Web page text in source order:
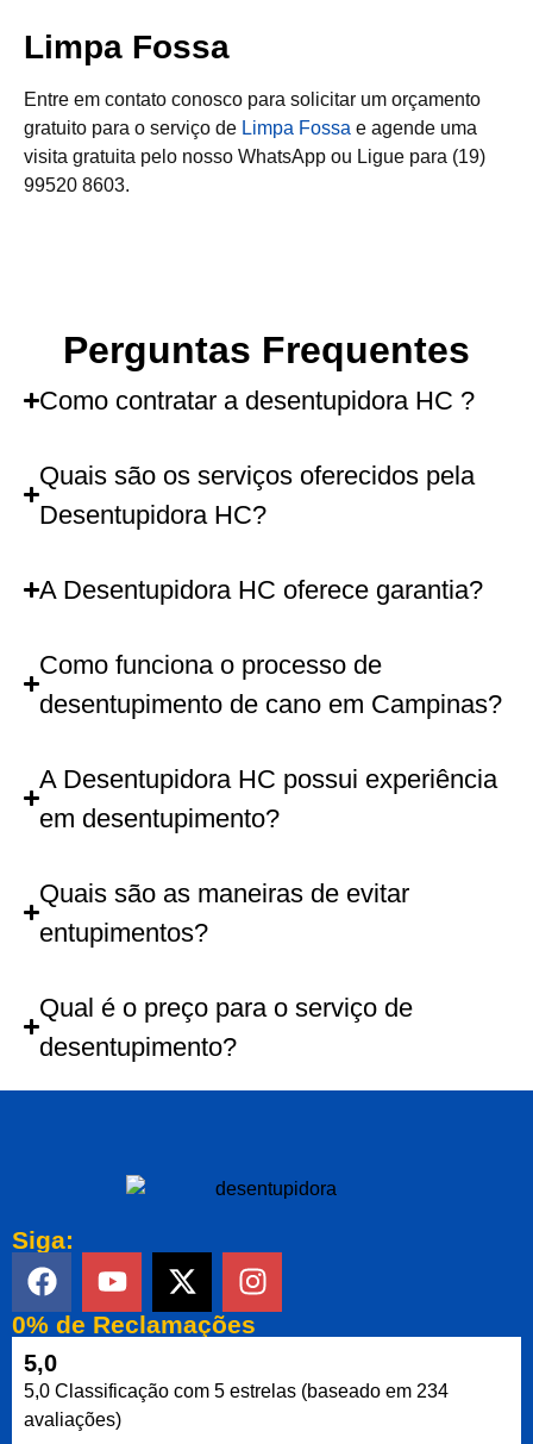
Limpa Fossa
Entre em contato conosco para solicitar um orçamento
gratuito para o serviço de Limpa Fossa e agende uma
visita gratuita pelo nosso WhatsApp ou Ligue para (19)
99520 8603.
Perguntas Frequentes
Como contratar a desentupidora HC ?
Quais são os serviços oferecidos pela
Desentupidora HC?
A Desentupidora HC oferece garantia?
Como funciona o processo de
desentupimento de cano em Campinas?
A Desentupidora HC possui experiência
em desentupimento?
Quais são as maneiras de evitar
entupimentos?
Qual é o preço para o serviço de
desentupimento?
Siga:
0% de Reclamações
5,0
5,0 Classificação com 5 estrelas (baseado em 234
avaliações)